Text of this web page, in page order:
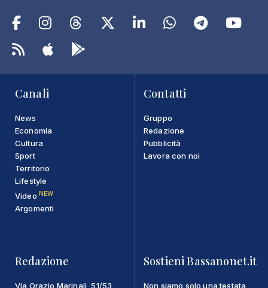
Canali
News
Economia
Cultura
Sport
Territorio
Lifestyle
Video NEW
Argomenti
Contatti
Gruppo
Redazione
Pubblicità
Lavora con noi
Redazione
Via Orazio Marinali, 51/53
Sostieni Bassanonet.it
Non siamo solo una testata,